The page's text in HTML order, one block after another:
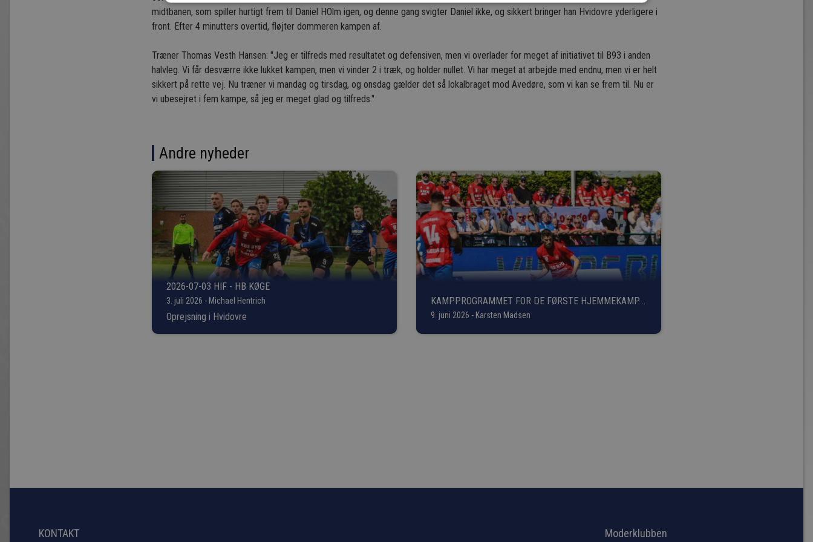
midtbanen, som spiller hurtigt frem til Daniel HOlm igen, og denne gang svigter Daniel ikke, og sikkert bringer han Hvidovre yderligere i
front. Efter 4 minutters overtid, fløjter dommeren kampen af.
Træner Thomas Vesth Hansen: "Jeg er tilfreds med resultatet og defensiven, men vi overlader for meget af initiativet til B93 i anden
halvleg. Vi får desværre ikke lukket kampen, men vi vinder 2 i træk, og holder nullet. Vi har meget at arbejde med endnu, men vi er helt
sikkert på rette vej. Nu træner vi mandag og tirsdag, og onsdag gælder det så lokalbraget mod Avedøre, som vi kan se frem til. Nu er
vi ubesejret i fem kampe, så jeg er meget glad og tilfreds."
Andre nyheder
2026-07-03 HIF - HB KØGE
3. juli 2026 - Michael Hentrich
Oprejsning i Hvidovre
KAMPPROGRAMMET FOR DE FØRSTE HJEMMEKAMPE
ER KLAR
9. juni 2026 - Karsten Madsen
KONTAKT Moderklubben